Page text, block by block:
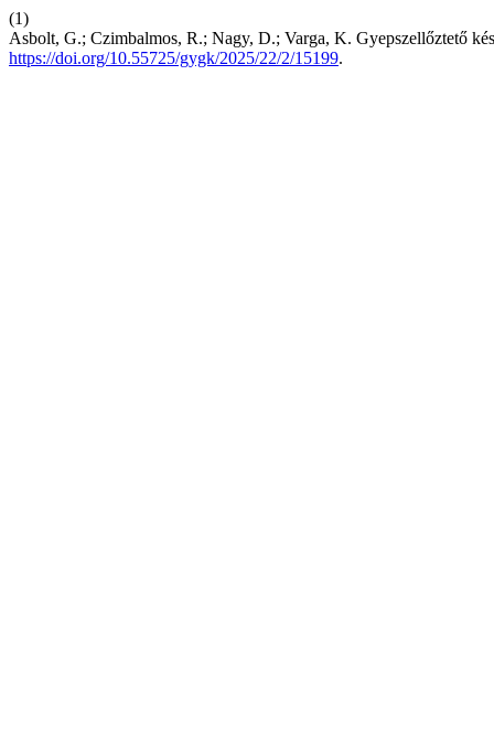
(1)
Asbolt, G.; Czimbalmos, R.; Nagy, D.; Varga, K. Gyepszellőztető
https://doi.org/10.55725/gygk/2025/22/2/15199.